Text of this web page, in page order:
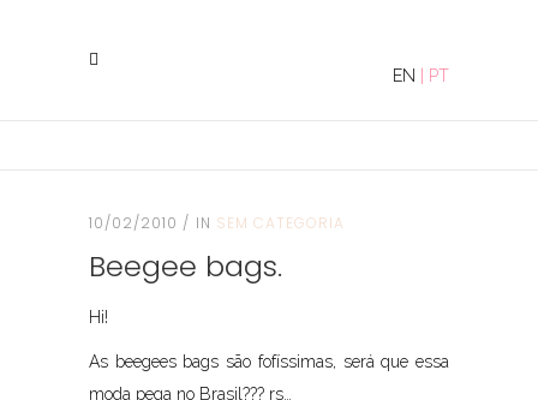
EN PT
10/02/2010 IN SEM CATEGORIA
Beegee bags.
Hi!
As beegees bags são fofíssimas, será que essa
moda pega no Brasil??? rs…